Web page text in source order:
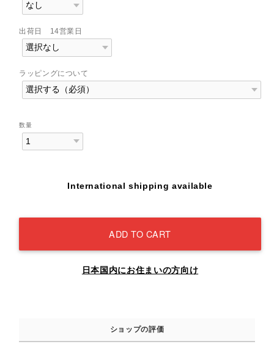
出荷日 14営業日
ラッピングについて
数量
International shipping available
ADD TO CART
日本国内にお住まいの方向け
ショップの評価